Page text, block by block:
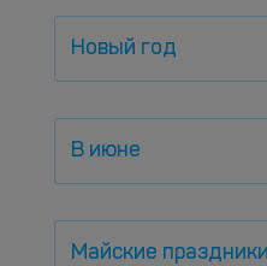
Новый год
В июне
Майские праздники